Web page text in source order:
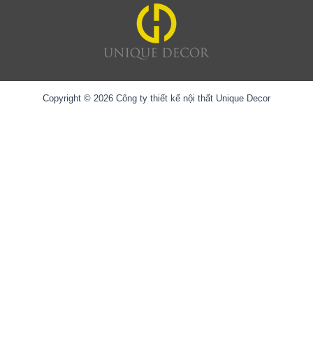
Copyright © 2026 Công ty thiết kế nội thất Unique Decor